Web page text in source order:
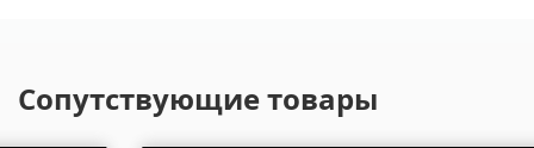
Сопутствующие товары